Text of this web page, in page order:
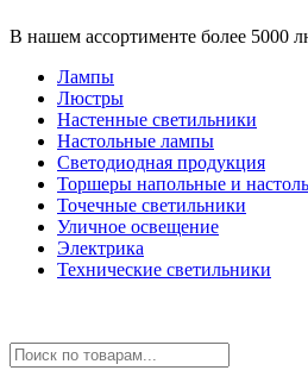
В нашем ассортименте более 5000
Лампы
Люстры
Настенные светильники
Настольные лампы
Светодиодная продукция
Торшеры напольные и
Точечные светильники
Уличное освещение
Электрика
Технические светильники